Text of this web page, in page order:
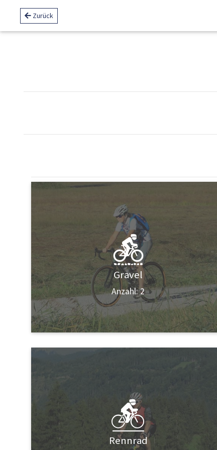
Zurück
Gravel
Anzahl: 2
Rennrad